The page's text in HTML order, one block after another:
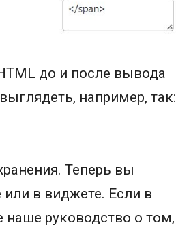
до и после вывода
например, так:
Теперь вы
в виджете. Если в
наше руководство о том,